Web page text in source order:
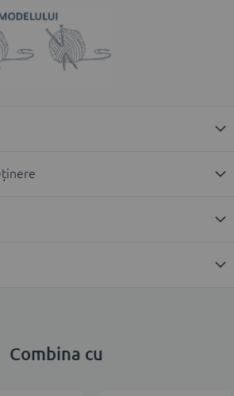
Combina cu